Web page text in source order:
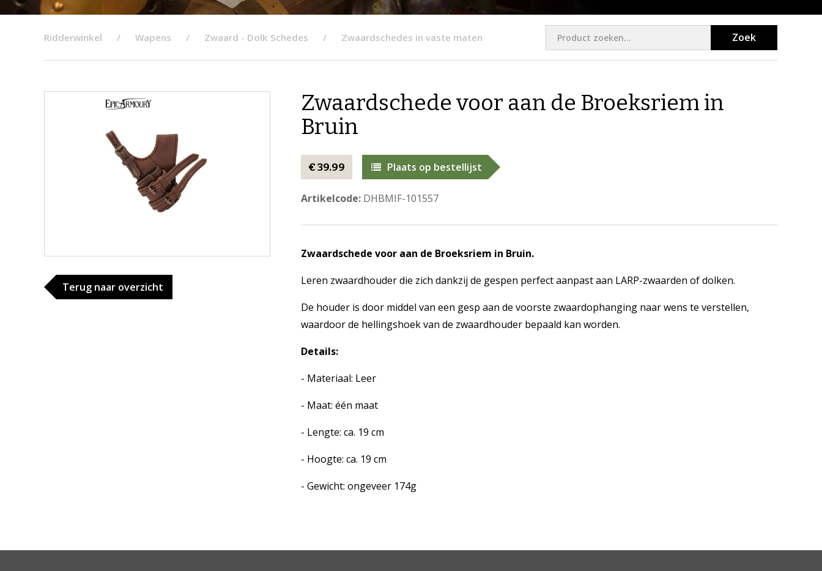
Ridderwinkel Wapens Zwaard - Dolk Schedes Zwaardschedes in vaste maten Zoek
Terug naar overzicht
Zwaardschede voor aan de Broeksriem in
Bruin
€ 39.99 Plaats op bestellijst
Artikelcode:DHBMIF-101557
Zwaardschede voor aan de Broeksriem in Bruin.
Leren zwaardhouder die zich dankzij de gespen perfect aanpast aan LARP-zwaarden of dolken.
De houder is door middel van een gesp aan de voorste zwaardophanging naar wens te verstellen,
waardoor de hellingshoek van de zwaardhouder bepaald kan worden.
Details:
- Materiaal: Leer
- Maat: één maat
- Lengte: ca. 19 cm
- Hoogte: ca. 19 cm
- Gewicht: ongeveer 174g